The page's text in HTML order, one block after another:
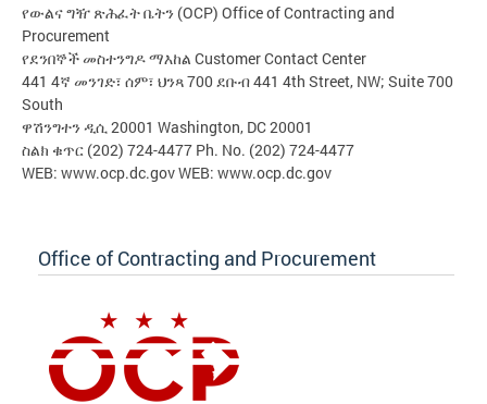
የውልና ግዥ ጽሕፈት ቤትን (OCP) Office of Contracting and
Procurement
የደንበኞች መስተንግዶ ማእከል Customer Contact Center
441 4ኛ መንገድ፣ ሰም፣ ህንጻ 700 ደቡብ 441 4th Street, NW; Suite 700
South
ዋሽንግተን ዲሲ 20001 Washington, DC 20001
ስልክ ቁጥር (202) 724-4477 Ph. No. (202) 724-4477
WEB: www.ocp.dc.gov WEB: www.ocp.dc.gov
Office of Contracting and Procurement